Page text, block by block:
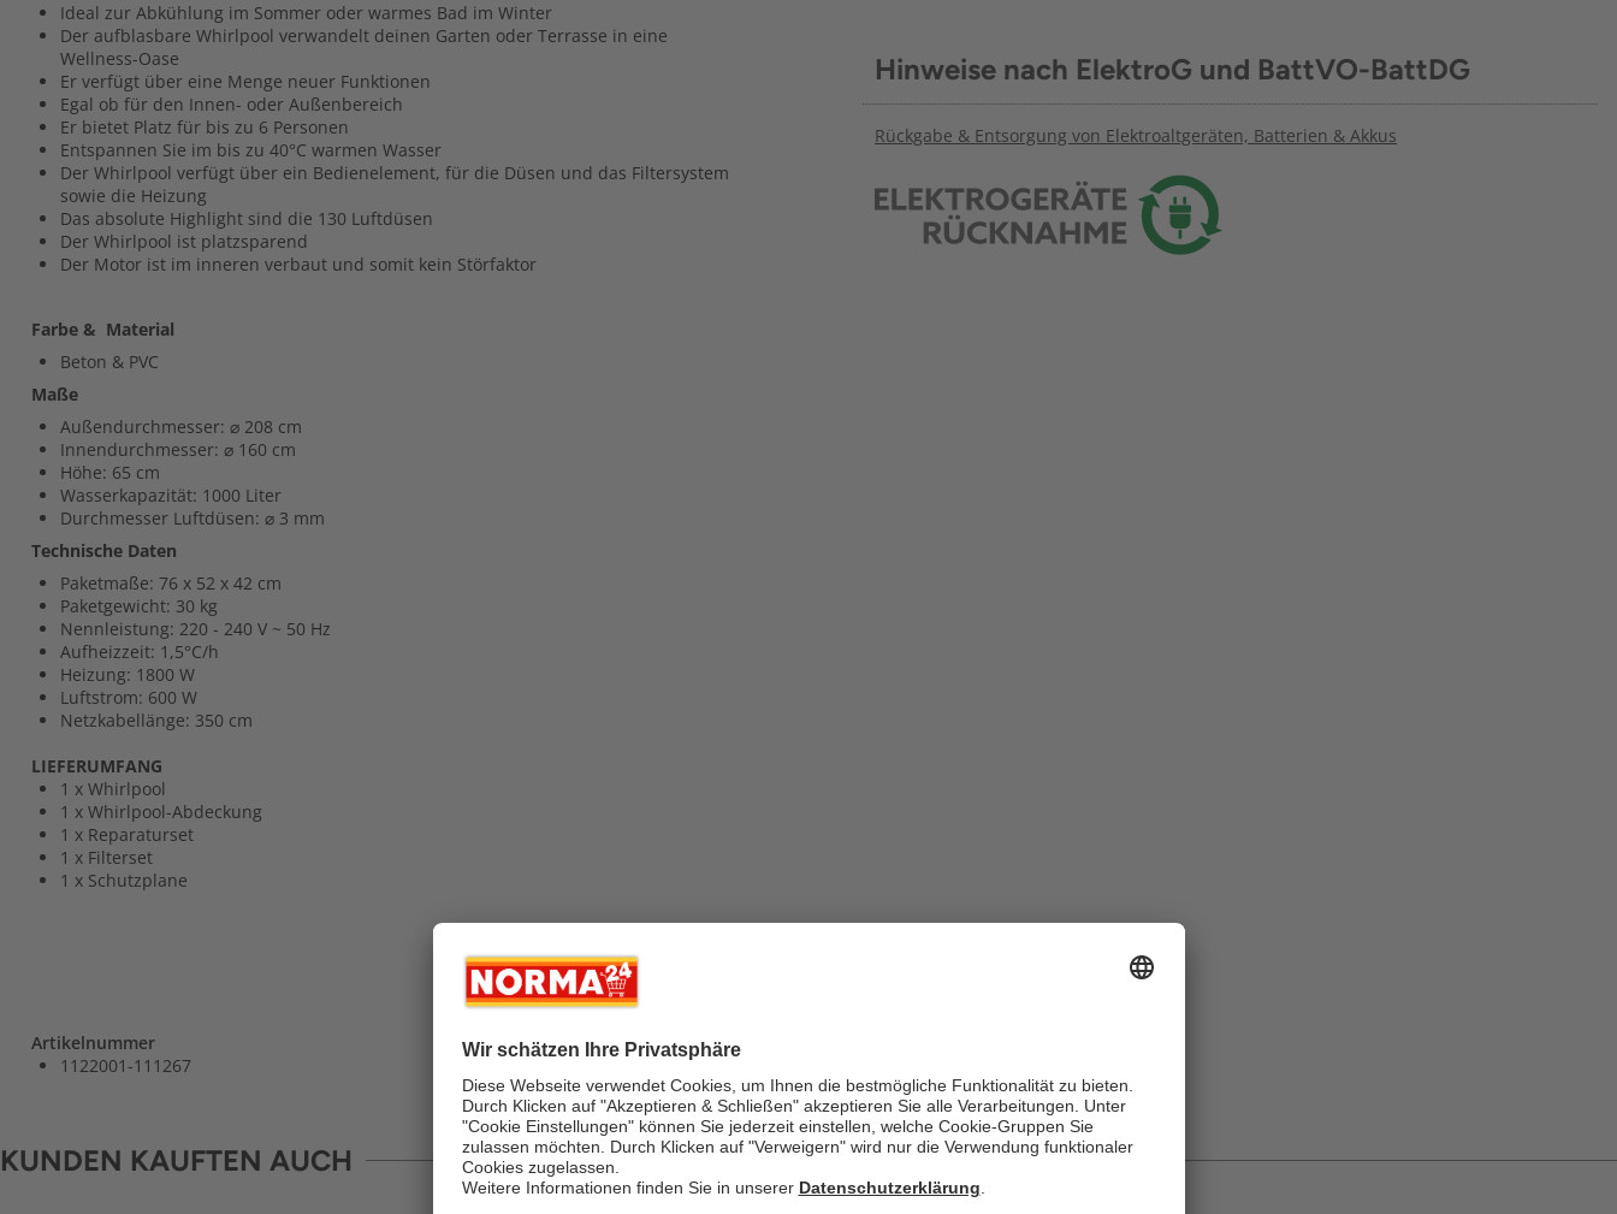
Ideal zur Abkühlung im Sommer oder warmes Bad im Winter
Der aufblasbare Whirlpool verwandelt deinen Garten oder Terrasse in eine
Wellness-Oase
Er verfügt über eine Menge neuer Funktionen
Egal ob für den Innen- oder Außenbereich
Er bietet Platz für bis zu 6 Personen
Entspannen Sie im bis zu 40°C warmen Wasser
Der Whirlpool verfügt über ein Bedienelement, für die Düsen und das Filtersystem
sowie die Heizung
Das absolute Highlight sind die 130 Luftdüsen
Der Whirlpool ist platzsparend
Der Motor ist im inneren verbaut und somit kein Störfaktor
Farbe & Material
Beton & PVC
Maße
Außendurchmesser: ⌀ 208 cm
Innendurchmesser: ⌀ 160 cm
Höhe: 65 cm
Wasserkapazität: 1000 Liter
Durchmesser Luftdüsen: ⌀ 3 mm
Technische Daten
Paketmaße: 76 x 52 x 42 cm
Paketgewicht: 30 kg
Nennleistung: 220 - 240 V ~ 50 Hz
Aufheizzeit: 1,5°C/h
Heizung: 1800 W
Luftstrom: 600 W
Netzkabellänge: 350 cm
LIEFERUMFANG
1 x Whirlpool
1 x Whirlpool-Abdeckung
1 x Reparaturset
1 x Filterset
1 x Schutzplane
Artikelnummer
1122001-111267
Hinweise nach ElektroG und BattVO-BattDG
Rückgabe & Entsorgung von Elektroaltgeräten, Batterien & Akkus
KUNDEN KAUFTEN AUCH